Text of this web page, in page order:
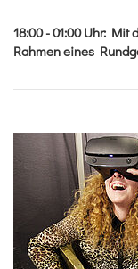
18:00 - 01:00Uhr: Mit
Rahmen eines